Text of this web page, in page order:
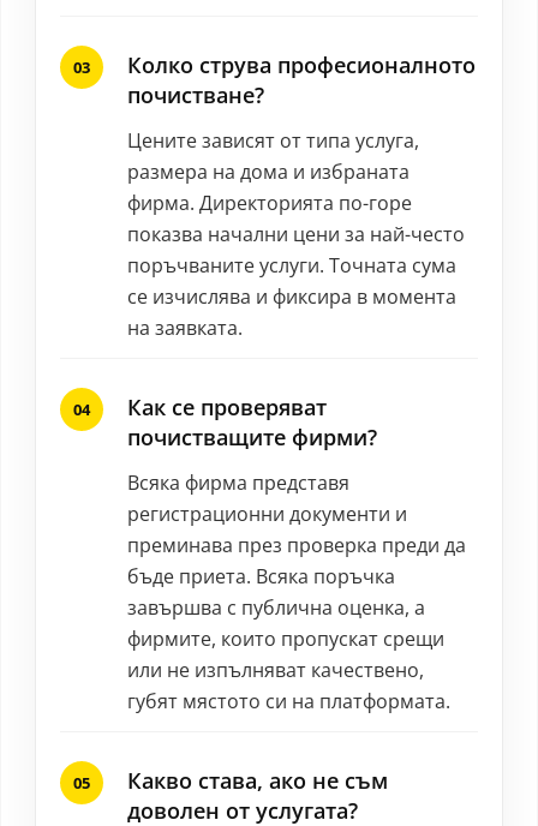
Колко струва професионалното
почистване?
Цените зависят от типа услуга,
размера на дома и избраната
фирма. Директорията по-горе
показва начални цени за най-често
поръчваните услуги. Точната сума
се изчислява и фиксира в момента
на заявката.
Как се проверяват
почистващите фирми?
Всяка фирма представя
регистрационни документи и
преминава през проверка преди да
бъде приета. Всяка поръчка
завършва с публична оценка, а
фирмите, които пропускат срещи
или не изпълняват качествено,
губят мястото си на платформата.
Какво става, ако не съм
доволен от услугата?